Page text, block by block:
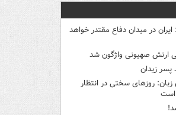
ایران در میدان دفاع مقتدر خواهد
ارتش صهیونی واژگون شد
زیدان
زبان: روزهای سختی در انتظار
است